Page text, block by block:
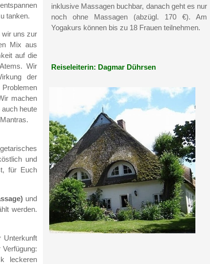
tanken.
wir uns zur
Mix aus
auf die
Wir
der
machen
auch heute
und
für Euch
und
werden.
leckeren
inklusive Massagen buchbar, danach geht es nur
noch ohne Massagen (abzügl. 170 €). Am
Yogakurs können bis zu 18 Frauen teilnehmen.
Reiseleiterin: Dagmar Dührsen